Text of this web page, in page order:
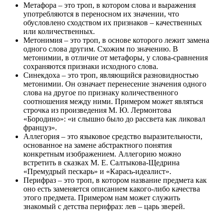
Метафора – это троп, в котором слова и выражения
употребляются в переносном их значении, что
обусловлено сходством их признаков – качественных
или количественных.
Метонимия – это троп, в основе которого лежит замена
одного слова другим. Схожим по значению. В
метонимии, в отличие от метафоры, у слова-сравнения
сохраняются признаки исходного слова.
Синекдоха – это троп, являющийся разновидностью
метонимии. Он означает перенесение значения одного
слова на другое по признаку количественного
соотношения между ними. Примером может являться
строчка из произведения М. Ю. Лермонтова
«Бородино»: «и слышно было до рассвета как ликовал
француз».
Аллегория – это языковое средство выразительности,
основанное на замене абстрактного понятия
конкретным изображением. Аллегорию можно
встретить в сказках М. Е. Салтыкова-Щедрина
«Премудрый пескарь» и «Карась-идеалист».
Перифраз – это троп, в котором название предмета как
оно есть заменяется описанием какого-либо качества
этого предмета. Примером нам может служить
знакомый с детства перифраз: лев – царь зверей.